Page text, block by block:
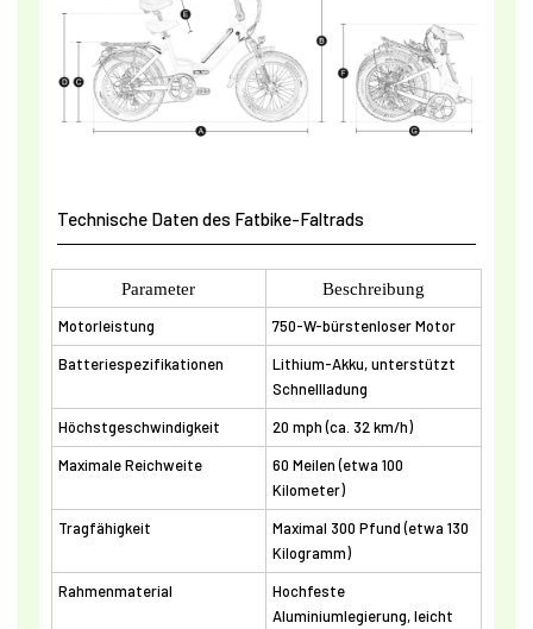
Technische Daten des Fatbike-Faltrads
Parameter Beschreibung
Motorleistung
750-W-bürstenloser Motor
Batteriespezifikationen
Lithium-Akku, unterstützt
Schnellladung
Höchstgeschwindigkeit
20 mph (ca. 32 km/h)
Maximale Reichweite
60 Meilen (etwa 100
Kilometer)
Tragfähigkeit
Maximal 300 Pfund (etwa 130
Kilogramm)
Rahmenmaterial
Hochfeste
Aluminiumlegierung, leicht